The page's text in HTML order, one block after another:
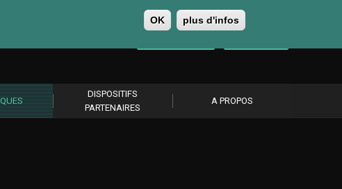
OK plus d'infos
DISPOSITIFS
PARTENAIRES
A PROPOS